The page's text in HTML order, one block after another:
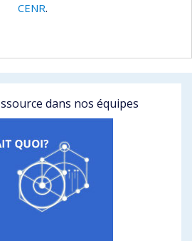
CENR.
dans nos équipes